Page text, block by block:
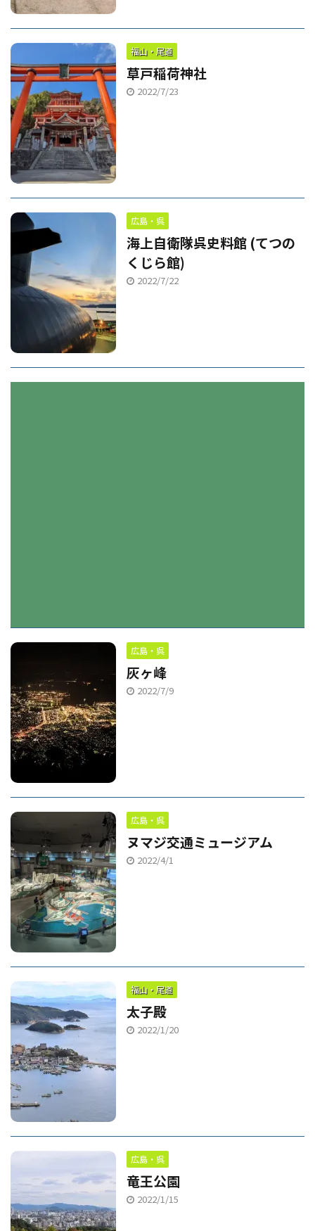
福山・尾道
草戸稲荷神社
2022/7/23
広島・呉
海上自衛隊呉史料館 (てつの
くじら館)
2022/7/22
広島・呉
灰ヶ峰
2022/7/9
広島・呉
ヌマジ交通ミュージアム
2022/4/1
福山・尾道
太子殿
2022/1/20
広島・呉
竜王公園
2022/1/15